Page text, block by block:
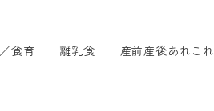
食育 離乳食 産前産後あれこれ